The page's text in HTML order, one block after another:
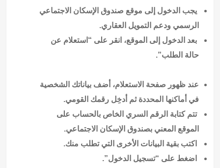
يجب الدخول إلى موقع صندوق الإسكان الاجتماعي
الرسمي ودعم التمويل العقاري.
بعد الدخول إلى الموقع، انقر على “استعلام عن
حالة الطلب”.
عند ظهور صفحة الاستعلام، أضف بياناتك الشخصية
في أماكنها المحددة ثم أدخِل رقمك القومي.
تتم كتابة الرقم السري الخاص بالحساب على
الموقع المعني بصندوق الإسكان الاجتماعي.
اكتب بقية البيانات الأخرى التي تطلب منك.
اضغط على “تسجيل الدخول”.